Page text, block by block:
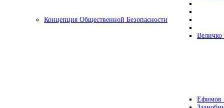
Концепция Общественной Безопасности
Ефимов